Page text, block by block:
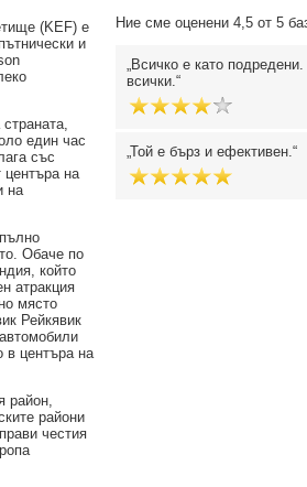
(KEF) е
и
един час
със
на
на
Обаче по
който
атракция
място
Рейкявик
в центъра на
район,
райони
честия
Ние сме оценени 4,5 от 5
Всичко е като
всички.
Той е бърз и ефективен.